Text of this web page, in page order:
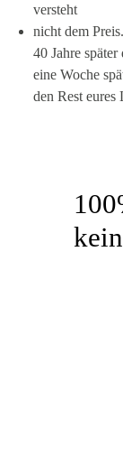
versteht
nicht dem
40 Jahre
eine Woche
den Rest eures